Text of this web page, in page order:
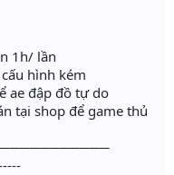
1h/ lần
hình kém
ae đập đồ tự do
tại shop để game thủ